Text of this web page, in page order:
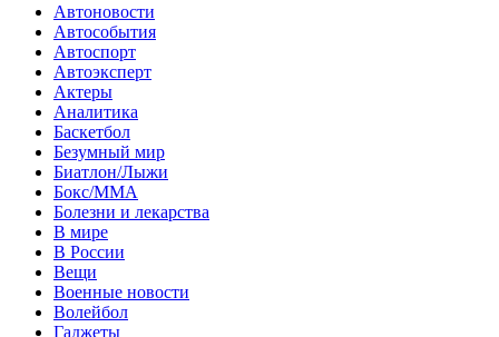
Автоновости
Автособытия
Автоспорт
Автоэксперт
Актеры
Аналитика
Баскетбол
Безумный мир
Биатлон/Лыжи
Бокс/MMA
Болезни и лекарства
В мире
В России
Вещи
Военные новости
Волейбол
Гаджеты